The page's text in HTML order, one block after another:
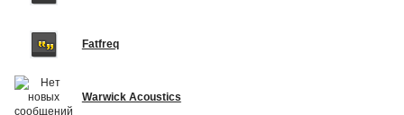
Fatfreq
Warwick Acoustics